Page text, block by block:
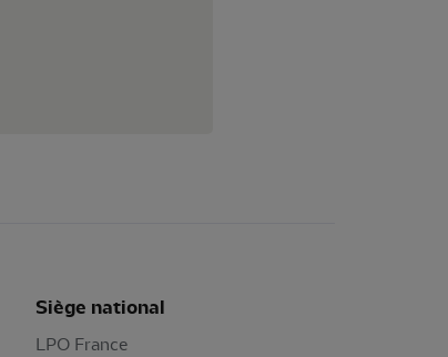
Siège national
LPO France